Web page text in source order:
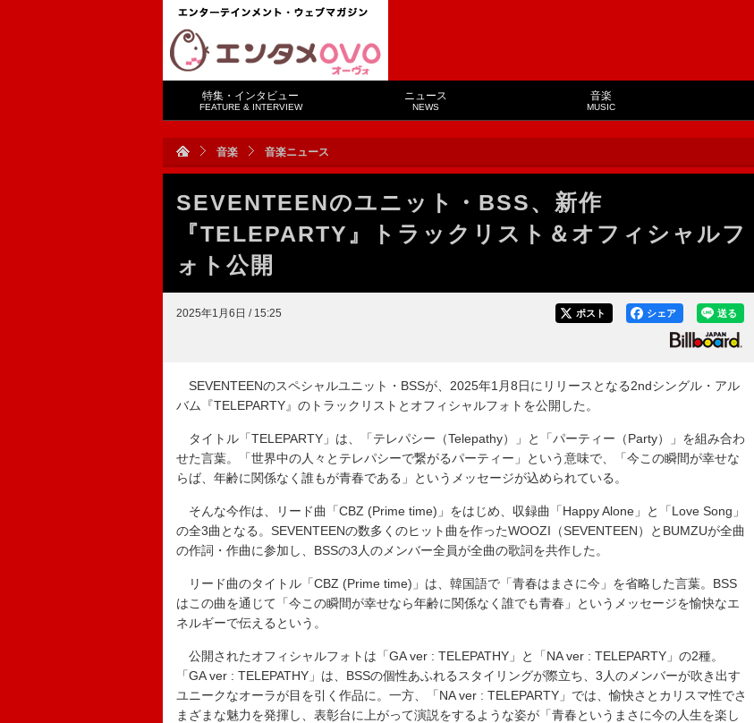
特集・インタビュー
FEATURE & INTERVIEW
ニュース
NEWS
音楽
MUSIC
音楽 音楽ニュース
SEVENTEENのユニット・BSS、新作
『TELEPARTY』トラックリスト＆オフィシャルフ
ォト公開
2025年1月6日 / 15:25 送る
シェア
ポスト
SEVENTEENのスペシャルユニット・BSSが、2025年1月8日にリリースとなる2ndシングル・アル
バム『TELEPARTY』のトラックリストとオフィシャルフォトを公開した。
タイトル「TELEPARTY」は、「テレパシー（Telepathy）」と「パーティー（Party）」を組み合わ
せた言葉。「世界中の人々とテレパシーで繋がるパーティー」という意味で、「今この瞬間が幸せな
らば、年齢に関係なく誰もが青春である」というメッセージが込められている。
そんな今作は、リード曲「CBZ (Prime time)」をはじめ、収録曲「Happy Alone」と「Love Song」
の全3曲となる。SEVENTEENの数多くのヒット曲を作ったWOOZI（SEVENTEEN）とBUMZUが全曲
の作詞・作曲に参加し、BSSの3人のメンバー全員が全曲の歌詞を共作した。
リード曲のタイトル「CBZ (Prime time)」は、韓国語で「青春はまさに今」を省略した言葉。BSS
はこの曲を通じて「今この瞬間が幸せなら年齢に関係なく誰でも青春」というメッセージを愉快なエ
ネルギーで伝えるという。
公開されたオフィシャルフォトは「GA ver : TELEPATHY」と「NA ver : TELEPARTY」の2種。
「GA ver : TELEPATHY」は、BSSの個性あふれるスタイリングが際立ち、3人のメンバーが吹き出す
ユニークなオーラが目を引く作品に。一方、「NA ver : TELEPARTY」では、愉快さとカリスマ性でさ
まざまな魅力を発揮し、表彰台に上がって演説をするような姿が「青春というまさに今の人生を楽し